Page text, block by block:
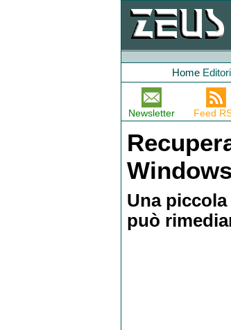
Home
Newsletter Feed
Una
può